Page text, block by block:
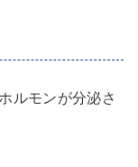
ルモンが分泌さ